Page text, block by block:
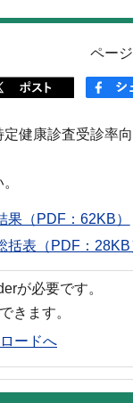
ペー
健康診査受診率
（PDF：62KB）
表（PDF：28KB
が必要です。
きます。
ードへ